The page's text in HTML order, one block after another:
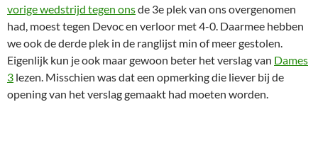
vorige wedstrijd tegen onsde 3e plek van ons overgenomen
had, moest tegen Devoc en verloor met 4-0. Daarmee hebben
we ook de derde plek in de ranglijst min of meer gestolen.
Eigenlijk kun je ook maar gewoon beter het verslag van Dames
3 lezen. Misschien was dat een opmerking die liever bij de
opening van het verslag gemaakt had moeten worden.